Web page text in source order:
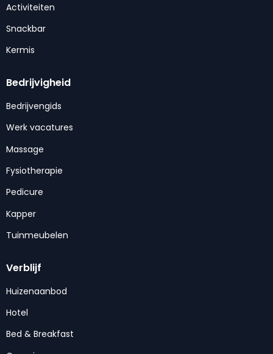
Activiteiten
Snackbar
Kermis
Bedrijvigheid
Bedrijvengids
Werk vacatures
Massage
Fysiotherapie
Pedicure
Kapper
Tuinmeubelen
Verblijf
Huizenaanbod
Hotel
Bed & Breakfast